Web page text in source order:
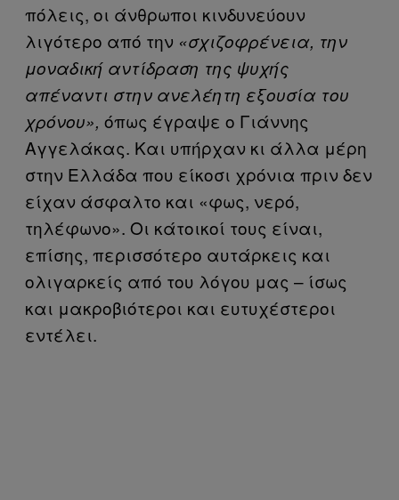
πόλεις, οι άνθρωποι κινδυνεύουν
λιγότερο από την «σχιζοφρένεια, την
μοναδική αντίδραση της ψυχής
απέναντι στην ανελέητη εξουσία του
χρόνου», όπως έγραψε ο Γιάννης
Αγγελάκας. Και υπήρχαν κι άλλα μέρη
στην Ελλάδα που είκοσι χρόνια πριν δεν
είχαν άσφαλτο και «φως, νερό,
τηλέφωνο». Οι κάτοικοί τους είναι,
επίσης, περισσότερο αυτάρκεις και
ολιγαρκείς από του λόγου μας – ίσως
και μακροβιότεροι και ευτυχέστεροι
εντέλει.